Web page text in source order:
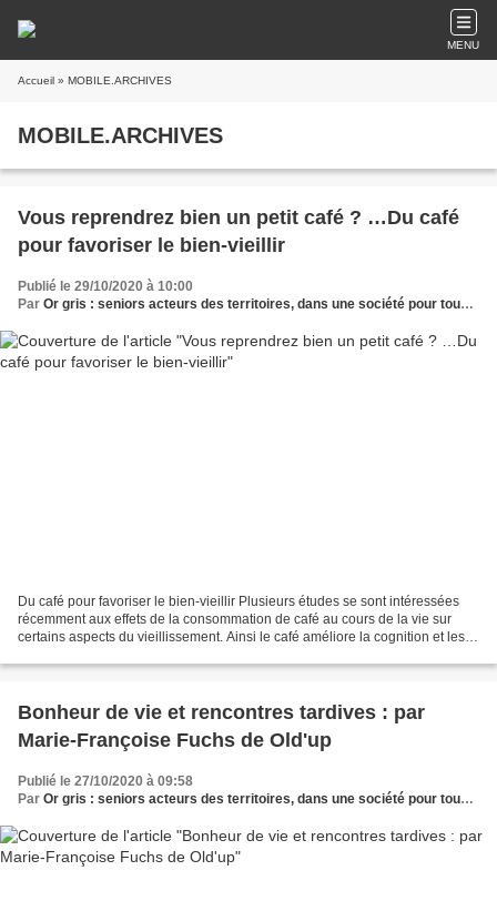
MENU
Accueil » MOBILE.ARCHIVES
MOBILE.ARCHIVES
Vous reprendrez bien un petit café ? …Du café
pour favoriser le bien-vieillir
Publié le 29/10/2020 à 10:00
Par Or gris : seniors acteurs des territoires, dans une société pour tous les âges
Du café pour favoriser le bien-vieillir Plusieurs études se sont intéressées
récemment aux effets de la consommation de café au cours de la vie sur
certains aspects du vieillissement. Ainsi le café améliore la cognition et les
Bonheur de vie et rencontres tardives : par
Marie-Françoise Fuchs de Old'up
Publié le 27/10/2020 à 09:58
Par Or gris : seniors acteurs des territoires, dans une société pour tous les âges